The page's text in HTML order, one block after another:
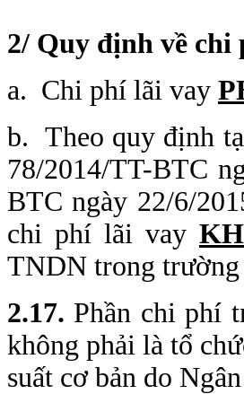
2/ Quy định về
a. Chi phí lãi vay
b. Theo quy định
78/2014/TT-BTC
BTC ngày 22/6/
chi phí lãi vay
TNDN trong trường
2.17. Phần chi phí
không phải là tổ
suất cơ bản do